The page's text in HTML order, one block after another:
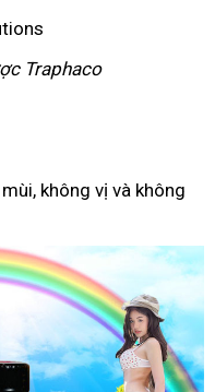
Traphaco
không vị và không